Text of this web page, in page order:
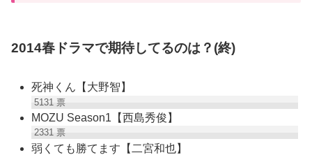
2014春ドラマで期待してるのは？(終)
死神くん【大野智】
5131票
MOZU Season1【西島秀俊】
2331票
弱くても勝てます【二宮和也】